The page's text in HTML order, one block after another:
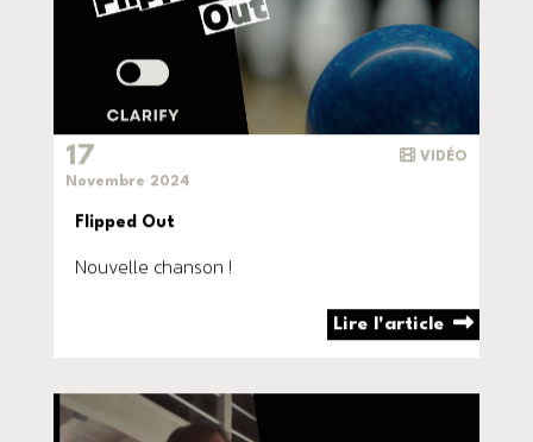
VIDÉO
17
Novembre 2024
Flipped Out
Nouvelle chanson !
Lire l'article